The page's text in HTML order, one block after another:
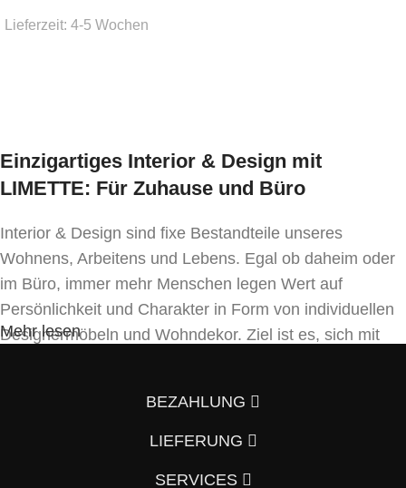
Lieferzeit:
Lieferzeit: 4-5 Wochen
Einzigartiges Interior & Design mit
LIMETTE: Für Zuhause und Büro
Interior & Design sind fixe Bestandteile unseres
Wohnens, Arbeitens und Lebens. Egal ob daheim oder
im Büro, immer mehr Menschen legen Wert auf
Persönlichkeit und Charakter in Form von individuellen
Designermöbeln und Wohndekor. Ziel ist es, sich mit
von der Masse abzuheben.
Vorzimmer, Wohnzimmer, Schlafzimmer, Badezimmer
Mehr lesen
BEZAHLUNG
LIEFERUNG
SERVICES